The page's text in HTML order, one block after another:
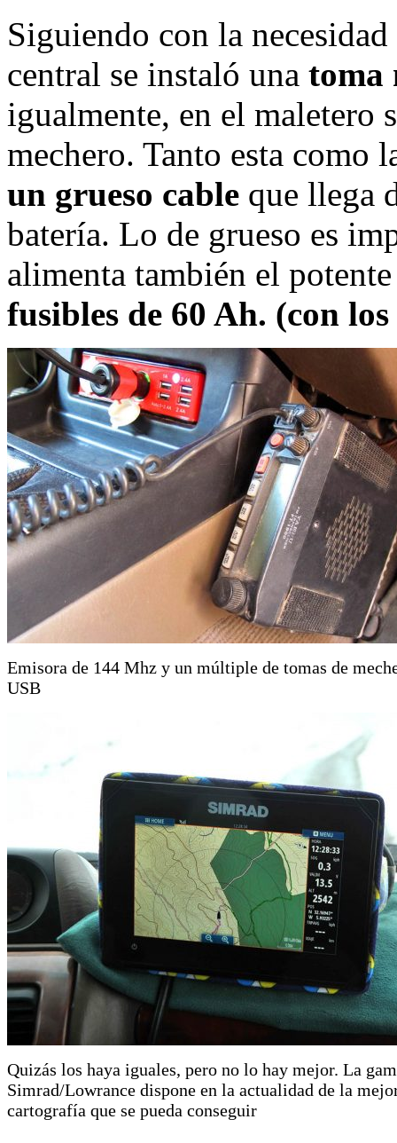
Siguiendo con la
central se instaló una toma
igualmente, en el maletero
mechero. Tanto esta como
un grueso cable que llega
batería. Lo de grueso es
alimenta también el
fusibles de 60 Ah. (con
Emisora de 144 Mhz y un múltiple de tomas de
USB
Quizás los haya iguales, pero no lo hay mejor. La
Simrad/Lowrance dispone en la actualidad de la
cartografía que se pueda conseguir